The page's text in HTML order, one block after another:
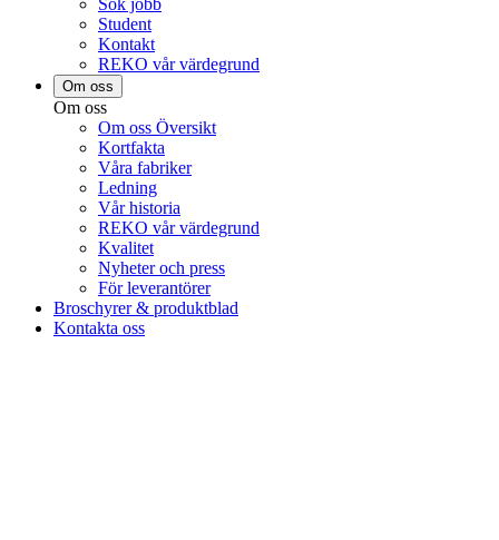
Sök jobb
Student
Kontakt
REKO vår värdegrund
Om oss
Om oss
Om oss Översikt
Kortfakta
Våra fabriker
Ledning
Vår historia
REKO vår värdegrund
Kvalitet
Nyheter och press
För leverantörer
Broschyrer & produktblad
Kontakta oss